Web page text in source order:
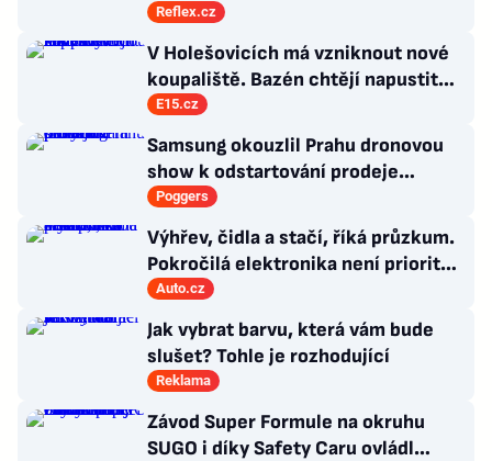
počasí jsou trvalými problémy
Česka
Reflex.cz
V Holešovicích má vzniknout nové
koupaliště. Bazén chtějí napustit
vodou z Vltavy
E15.cz
Samsung okouzlil Prahu dronovou
show k odstartování prodeje
nových produktů
Poggers
Výhřev, čidla a stačí, říká průzkum.
Pokročilá elektronika není prioritou
zákazníků
Auto.cz
Jak vybrat barvu, která vám bude
slušet? Tohle je rozhodující
Reklama
Závod Super Formule na okruhu
SUGO i díky Safety Caru ovládl